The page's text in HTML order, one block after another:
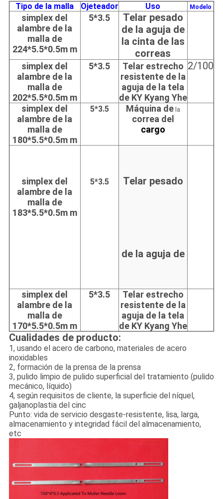
Tipo de la malla Ojeteador Uso Modelo
simplex del
alambre de la
malla de
224*5.5*0.5m m
5*3.5
Telar pesado
de la aguja de
la cinta de las
correas
simplex del
alambre de la
malla de
202*5.5*0.5m m
5*3.5
Telar estrecho
resistente de la
aguja de la tela
de KY Kyang Yhe
2/100
simplex del
alambre de la
malla de
180*5.5*0.5m m
5*3.5 Máquina dela
correa del
cargo
simplex del
alambre de la
malla de
183*5.5*0.5m m
5*3.5 Telar pesado
de la aguja de
la correa de
Mageba
simplex del
alambre de la
malla de
170*5.5*0.5m m
5*3.5
Telar estrecho
resistente de la
aguja de la tela
de KY Kyang Yhe
Cualidades de producto:
1, usando el acero de carbono, materiales de acero
inoxidables
2, formación de la prensa de la prensa
3, pulido limpio de pulido superficial del tratamiento (pulido
mecánico, líquido)
4, según requisitos de cliente, la superficie del níquel,
galjanoplastia del cinc
Punto: vida de servicio desgaste-resistente, lisa, larga,
almacenamiento y integridad fácil del almacenamiento,
etc